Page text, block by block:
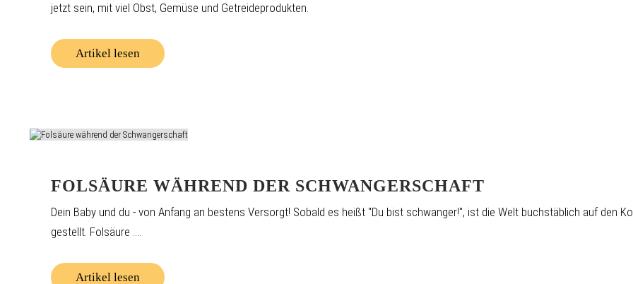
jetzt sein, mit viel Obst, Gemüse und Getreideprodukten.
Artikel lesen
FOLSÄURE WÄHREND DER SCHWANGERSCHAFT
Dein Baby und du - von Anfang an bestens Versorgt! Sobald es heißt "Du bist schwanger!", ist die Welt buchstäblich auf den
gestellt. Folsäure ....
Artikel lesen